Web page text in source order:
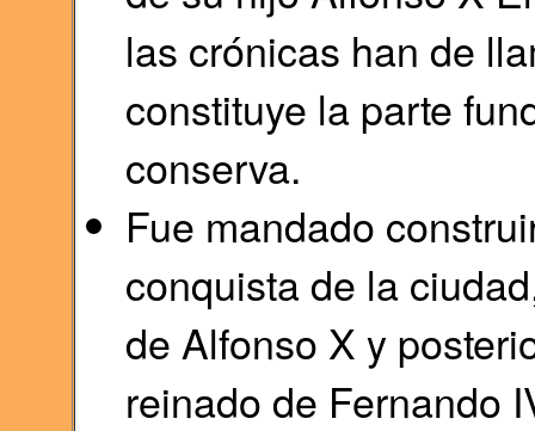
las crónicas han de
constituye la parte
conserva.
Fue mandado
conquista de la
de Alfonso X y
reinado de Fernando